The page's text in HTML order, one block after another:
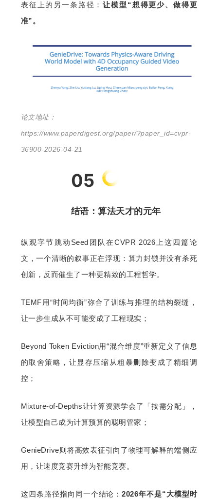
表征上的另一条路径：让模型“想得更少、做得更
准”。
论文地址：
https://www.paperdigest.org/paper/?paper_id=cvpr-
36900-2026-04-21
05
结语：算法天才的元年
纵观字节跳动Seed团队在CVPR 2026上这四篇论
文，一个清晰的叙事正在浮现：算力封锁并没有杀死
创新，反而催生了一种更精致的工程哲学。
TEMF用“时间均衡”弥合了训练与推理的结构裂缝，
让一步生成从不可能变成了工程现实；
Beyond Token Eviction用“混合维度”重新定义了信息
的取舍策略，让显存压缩从粗暴删除变成了精细调
控；
Mixture-of-Depths让计算资源学会了「按需分配」，
让模型自己成为计算预算的聪明管家；
GenieDrive则将高效表征引向了物理可解释的端侧应
用，让速度竞赛升维为智能竞赛。
这四条路径指向同一个结论：2026年不是“大模型时